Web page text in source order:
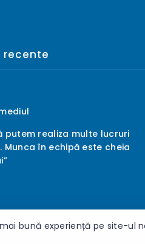
putem realiza multe lucruri
Munca în echipă este cheia
bună experiență pe site-ul